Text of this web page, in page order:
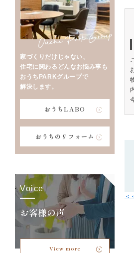
＜
家づくりだけじゃない、
住宅に関わるどんなお悩み事も
おうちPARKグループで
解決します。
おうちLABO
おうちのリフォーム
Voice
お客様の声
View more